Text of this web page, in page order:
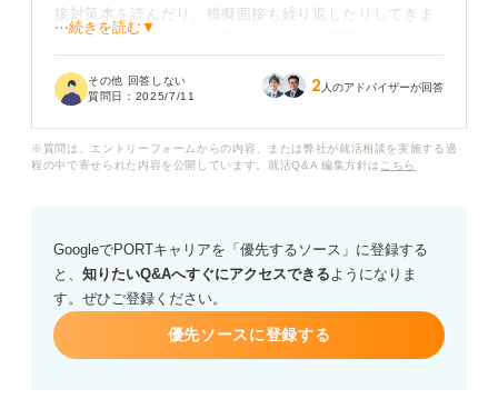
接対策本を読んだり、模擬面接も繰り返したりしてきま
した。本番の面接でも、緊張しながらも質問にはきちん
そうです。
いか、プロのキャリアコンサルタントの方からアドバイ
スをお願いします。
⋯続きを読む▼
その他 回答しない
質問日： 2025/7/11 2 人のアドバイザーが回答
※質問は、エントリーフォームからの内容、または弊社が就活相談を実施する過
程の中で寄せられた内容を公開しています。就活Q&A 編集方針は こちら
GoogleでPORTキャリアを「優先するソース」に登録する
と、 知りたいQ&Aへすぐにアクセスできるようになりま
す。ぜひご登録ください。
優先ソースに登録する